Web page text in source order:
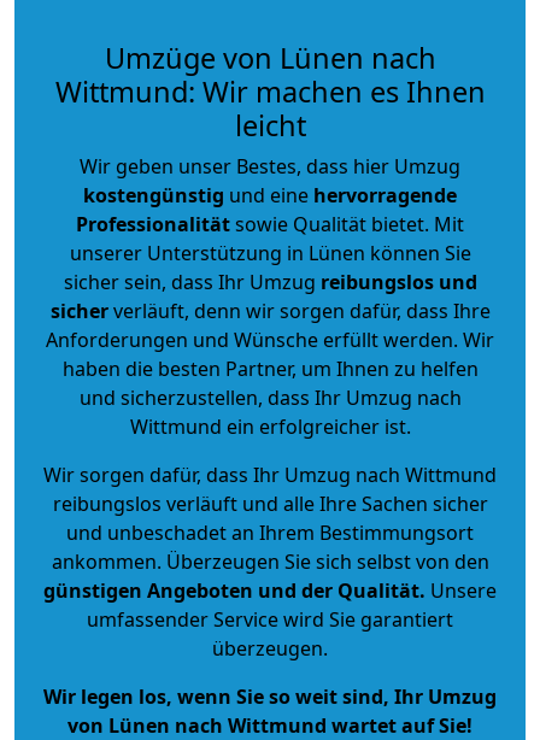
Umzüge von Lünen nach
Wittmund: Wir machen es Ihnen
leicht
Wir geben unser Bestes, dass hier Umzug
kostengünstig und eine hervorragende
Professionalitätsowie Qualität bietet. Mit
unserer Unterstützung in Lünen können Sie
sicher sein, dass Ihr Umzug reibungslos und
sicherverläuft, denn wir sorgen dafür, dass Ihre
Anforderungen und Wünsche erfüllt werden. Wir
haben die besten Partner, um Ihnen zu helfen
und sicherzustellen, dass Ihr Umzug nach
Wittmund ein erfolgreicher ist.
Wir sorgen dafür, dass Ihr Umzug nach Wittmund
reibungslos verläuft und alle Ihre Sachen sicher
und unbeschadet an Ihrem Bestimmungsort
ankommen. Überzeugen Sie sich selbst von den
günstigen Angeboten und der Qualität. Unsere
umfassender Service wird Sie garantiert
überzeugen.
Wir legen los, wenn Sie so weit sind, Ihr Umzug
von Lünen nach Wittmund wartet auf Sie!